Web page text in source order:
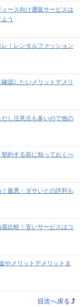
ース向け通販サービスは
う
！レンタルファッション
認したいメリットデメリ
し注意点も多いので他の
約する前に知っておくべ
最悪・ダサいとの評判も
比較！安いサービスはコ
やメリットデメリットま
目次へ戻る